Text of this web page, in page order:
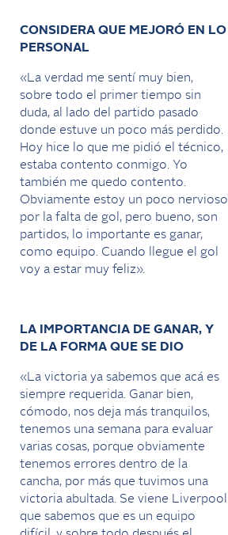
CONSIDERA QUE MEJORÓ EN LO
PERSONAL
«La verdad me sentí muy bien,
sobre todo el primer tiempo sin
duda, al lado del partido pasado
donde estuve un poco más perdido.
Hoy hice lo que me pidió el técnico,
estaba contento conmigo. Yo
también me quedo contento.
Obviamente estoy un poco nervioso
por la falta de gol, pero bueno, son
partidos, lo importante es ganar,
como equipo. Cuando llegue el gol
voy a estar muy feliz».
LA IMPORTANCIA DE GANAR, Y
DE LA FORMA QUE SE DIO
«La victoria ya sabemos que acá es
siempre requerida. Ganar bien,
cómodo, nos deja más tranquilos,
tenemos una semana para evaluar
varias cosas, porque obviamente
tenemos errores dentro de la
cancha, por más que tuvimos una
victoria abultada. Se viene Liverpool
que sabemos que es un equipo